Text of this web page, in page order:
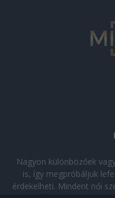
Nagyon különbözőek
is, így megpróbáljuk
érdekelheti. Mindent női